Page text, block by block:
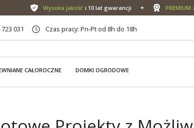
Wysoka jakość i 10 lat gwarancji
031 Czas pracy: Pn-Pt od 8h do 18h
CAŁOROCZNE DOMKI OGRODOWE